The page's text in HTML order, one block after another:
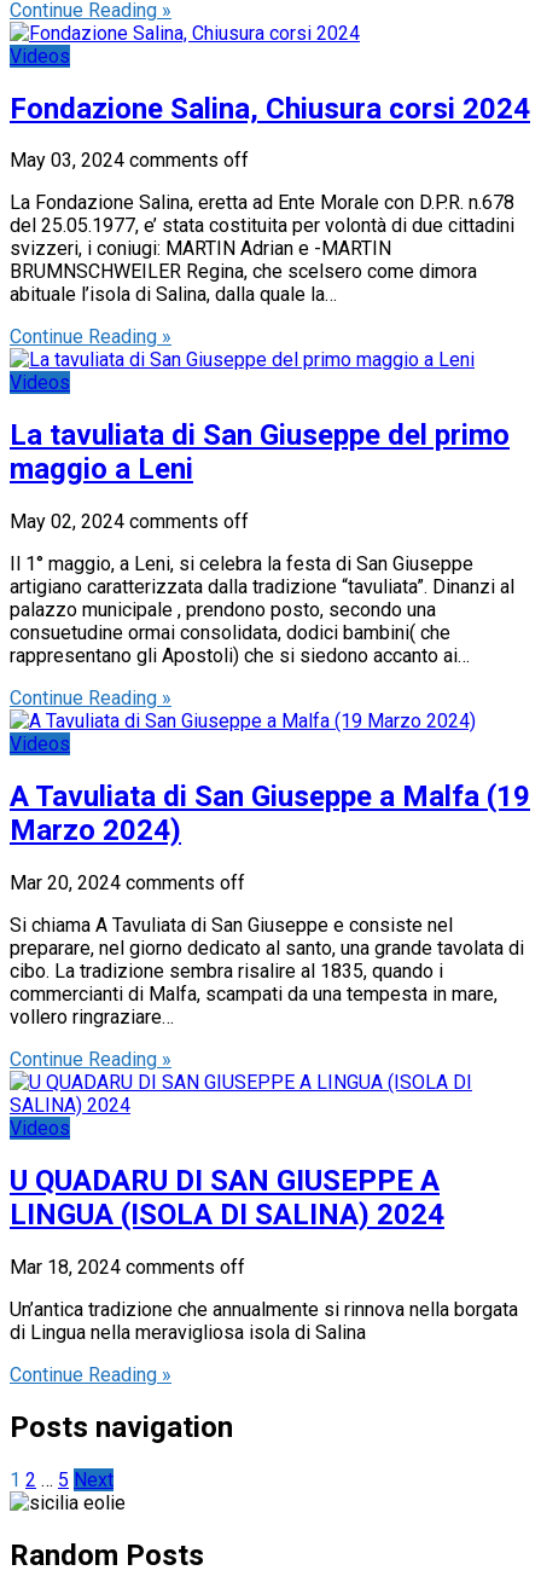
Continue Reading »
Videos
Fondazione Salina, Chiusura corsi 2024
May 03, 2024 comments off
La Fondazione Salina, eretta ad Ente Morale con D.P.R. n.678
del 25.05.1977, e’ stata costituita per volontà di due cittadini
svizzeri, i coniugi: MARTIN Adrian e -MARTIN
BRUMNSCHWEILER Regina, che scelsero come dimora
abituale l’isola di Salina, dalla quale la…
Continue Reading »
Videos
La tavuliata di San Giuseppe del primo
maggio a Leni
May 02, 2024 comments off
Il 1° maggio, a Leni, si celebra la festa di San Giuseppe
artigiano caratterizzata dalla tradizione “tavuliata”. Dinanzi al
palazzo municipale , prendono posto, secondo una
consuetudine ormai consolidata, dodici bambini( che
rappresentano gli Apostoli) che si siedono accanto ai…
Continue Reading »
Videos
A Tavuliata di San Giuseppe a Malfa (19
Marzo 2024)
Mar 20, 2024 comments off
Si chiama A Tavuliata di San Giuseppe e consiste nel
preparare, nel giorno dedicato al santo, una grande tavolata di
cibo. La tradizione sembra risalire al 1835, quando i
commercianti di Malfa, scampati da una tempesta in mare,
vollero ringraziare…
Continue Reading »
Videos
U QUADARU DI SAN GIUSEPPE A
LINGUA (ISOLA DI SALINA) 2024
Mar 18, 2024 comments off
Un’antica tradizione che annualmente si rinnova nella borgata
di Lingua nella meravigliosa isola di Salina
Continue Reading »
Posts navigation
1 2 … 5 Next
Random Posts